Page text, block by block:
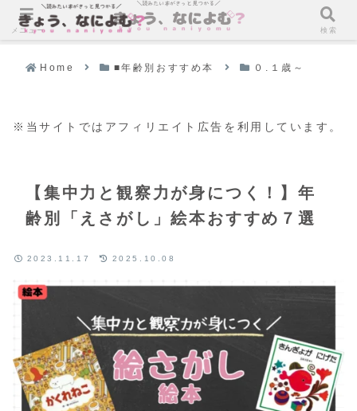
Home ■年齢別おすすめ本 ０.１歳～
※当サイトではアフィリエイト広告を利用しています。
【集中力と観察力が身につく！】年
齢別「えさがし」絵本おすすめ７選
2023.11.17 2025.10.08
メニュー 検索